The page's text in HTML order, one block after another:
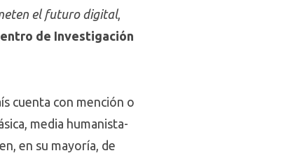
el futuro digital,
de Investigación
cuenta con mención o
media humanista-
en su mayoría, de